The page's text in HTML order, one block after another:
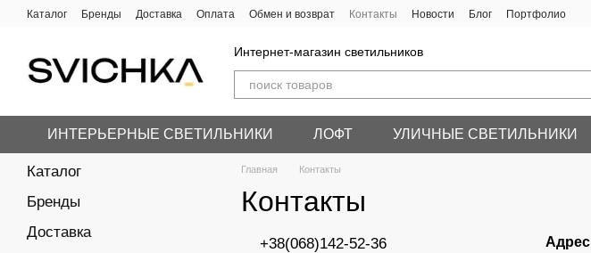
Перейти к основному контенту
Каталог Бренды Доставка Оплата Обмен и возврат Контакты Новости Блог Портфолио
Интернет-магазин светильников
ИНТЕРЬЕРНЫЕ СВЕТИЛЬНИКИ ЛОФТ УЛИЧНЫЕ СВЕТИЛЬНИКИ
Главная Контакты
Контакты
+38(068)142-52-36
Адрес
Каталог
Бренды
Доставка